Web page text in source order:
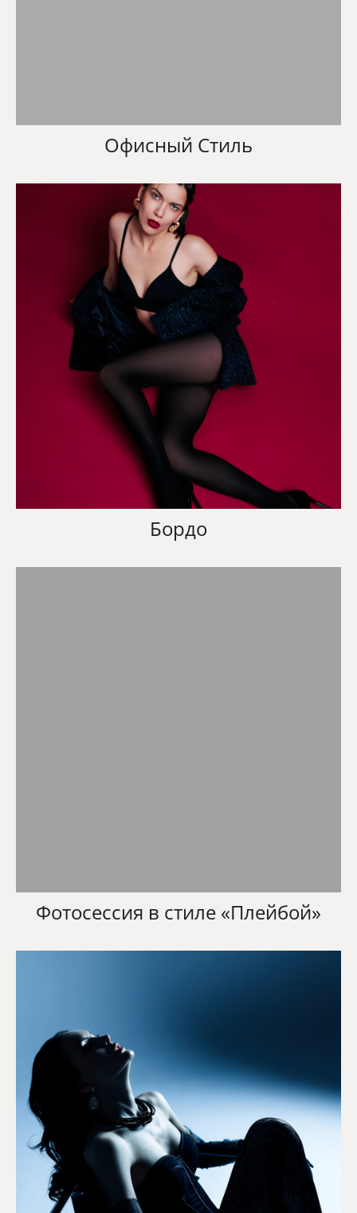
Офисный Стиль
Бордо
Фотосессия в стиле «Плейбой»